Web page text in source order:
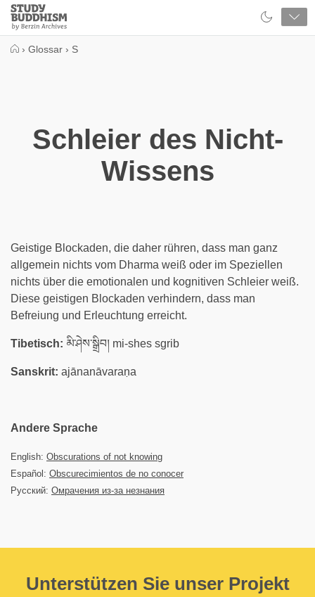
Close
Study
Buddhism
› Glossar › S
Schleier des Nicht-
Wissens
Geistige Blockaden, die daher rühren, dass man ganz
allgemein nichts vom Dharma weiß oder im Speziellen
nichts über die emotionalen und kognitiven Schleier weiß.
Diese geistigen Blockaden verhindern, dass man
Befreiung und Erleuchtung erreicht.
Tibetisch: མི་ཤེས་སྒྲིབ། mi-shes sgrib
Sanskrit: ajānanāvaraṇa
Andere Sprache
English: Obscurations of not knowing
Español: Obscurecimientos de no conocer
Русский: Омрачения из-за незнания
Unterstützen Sie unser Projekt